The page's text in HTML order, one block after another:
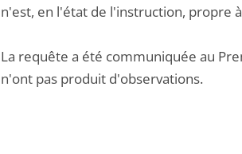
n'est, en l'état de l'instruction, propre
La requête a été communiquée au
n'ont pas produit d'observations.